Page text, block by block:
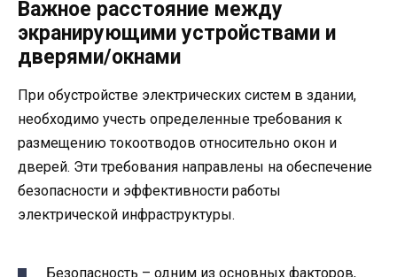
Важное расстояние между
экранирующими устройствами и
дверями/окнами
При обустройстве электрических систем в здании,
необходимо учесть определенные требования к
размещению токоотводов относительно окон и
дверей. Эти требования направлены на обеспечение
безопасности и эффективности работы
электрической инфраструктуры.
Безопасность – одним из основных факторов,